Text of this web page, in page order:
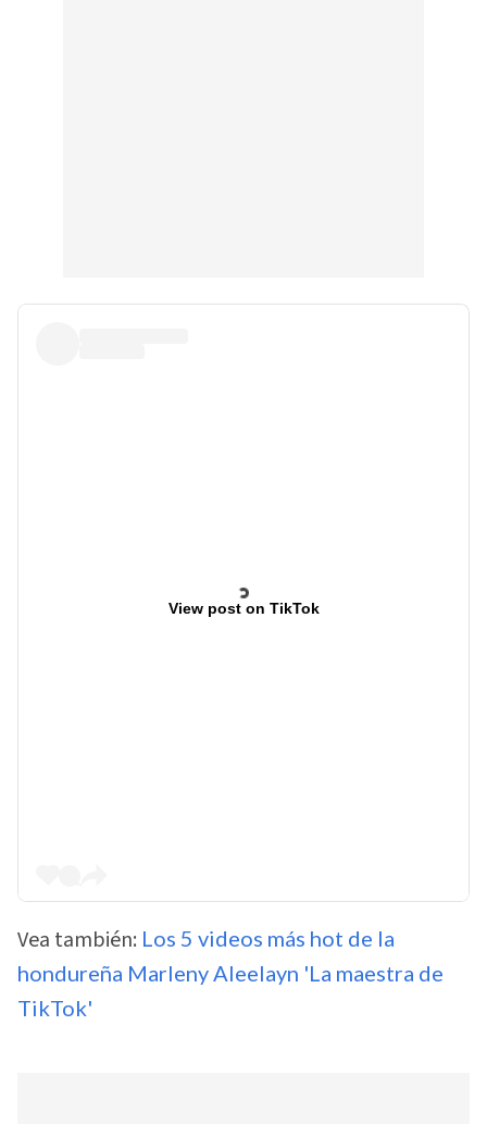
View post on TikTok
Vea también: Los 5 videos más hot de la
hondureña Marleny Aleelayn 'La maestra de
TikTok'